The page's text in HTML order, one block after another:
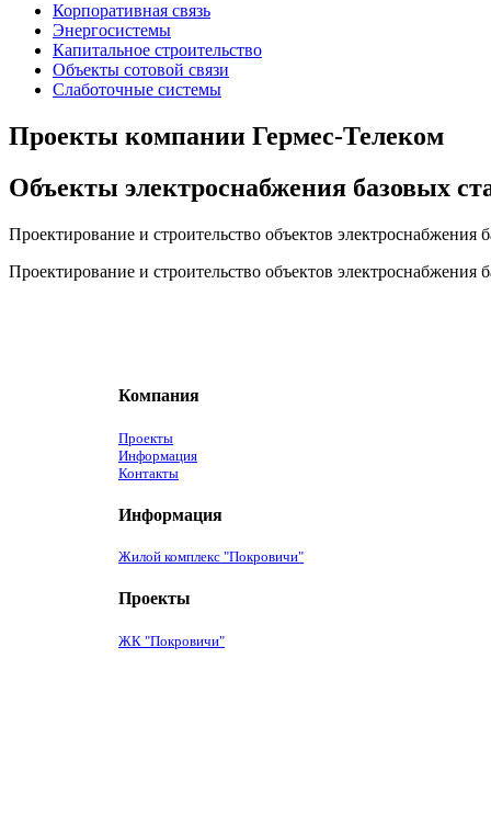
Корпоративная связь
Энергосистемы
Капитальное строительство
Объекты сотовой связи
Слаботочные системы
Проекты компании Гермес-Телеком
Объекты электроснабжения базовых
Проектирование и строительство объектов электроснабжения
Проектирование и строительство объектов
Компания
Проекты
Информация
Контакты
Информация
Жилой комплекс "Покровичи"
Проекты
ЖК "Покровичи"